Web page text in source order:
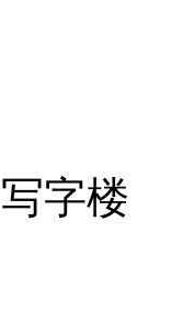
字楼